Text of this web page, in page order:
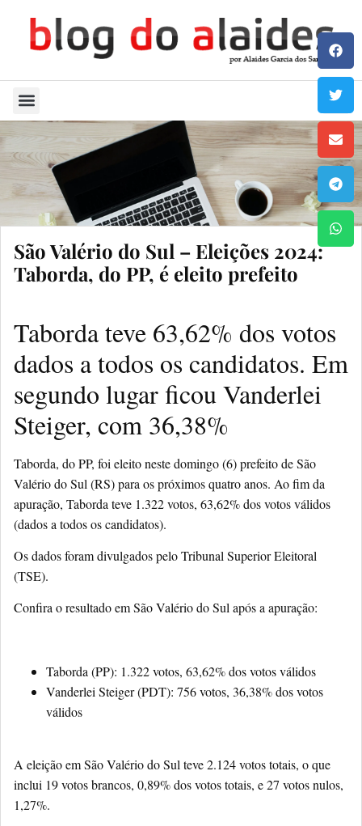
São Valério do Sul – Eleições 2024:
Taborda, do PP, é eleito prefeito
Taborda teve 63,62% dos votos
dados a todos os candidatos. Em
segundo lugar ficou Vanderlei
Steiger, com 36,38%
Taborda, do PP, foi eleito neste domingo (6) prefeito de São
Valério do Sul (RS) para os próximos quatro anos. Ao fim da
apuração, Taborda teve 1.322 votos, 63,62% dos votos válidos
(dados a todos os candidatos).
Os dados foram divulgados pelo Tribunal Superior Eleitoral
(TSE).
Confira o resultado em São Valério do Sul após a apuração:
Taborda (PP): 1.322 votos, 63,62% dos votos válidos
Vanderlei Steiger (PDT): 756 votos, 36,38% dos votos
válidos
A eleição em São Valério do Sul teve 2.124 votos totais, o que
inclui 19 votos brancos, 0,89% dos votos totais, e 27 votos nulos,
1,27%.